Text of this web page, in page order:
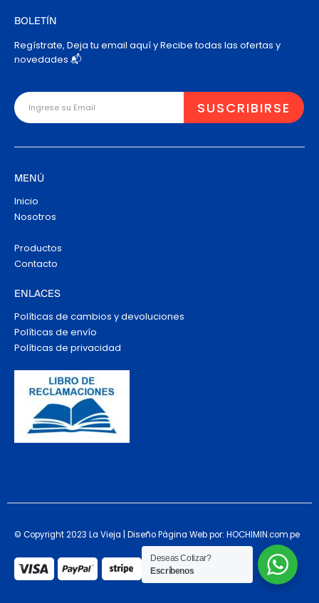
BOLETÍN
Regístrate, Deja tu email aquí y Recibe todas las ofertas y
novedades 📬
MENÚ
Inicio
Nosotros
Productos
Contacto
ENLACES
Políticas de cambios y devoluciones
Políticas de envío
Políticas de privacidad
© Copyright 2023 La Vieja | Diseño Página Web por: HOCHIMIN.com.pe
Deseas Cotizar?
Escríbenos